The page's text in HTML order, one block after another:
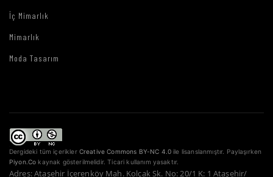
İç Mimarlık
Mimarlık
Moda Tasarım
Dergideki tüm içerikler Creative Commons BY-NC 4.0 ile lisanslanmıştır. Paylaşırken
Piyon.Co kaynak gösterilmelidir. Ticari kullanım yasaktır.
Adres: Ataşehir İçerenköy Mah. Kolçak Sk. No: 20/1 K: 1 Ataşehir/